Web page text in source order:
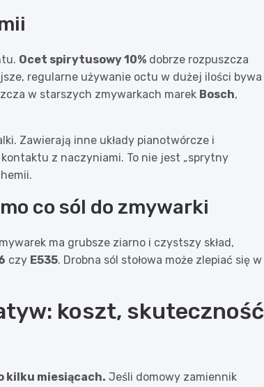
Ocet spirytusowy 10% dobrze rozpuszcza
regularne używanie octu w dużej ilości bywa
w starszych zmywarkach marek Bosch,
Zawierają inne układy pianotwórcze i
z naczyniami. To nie jest „sprytny
co sól do zmywarki
ma grubsze ziarno i czystszy skład,
czy E535. Drobna sól stołowa może zlepiać się w
koszt, skuteczność
kilku miesiącach. Jeśli domowy zamiennik